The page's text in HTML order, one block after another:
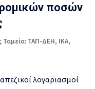
ποσών
Ταμεία: ΤΑΠ-ΔΕΗ, ΙΚΑ,